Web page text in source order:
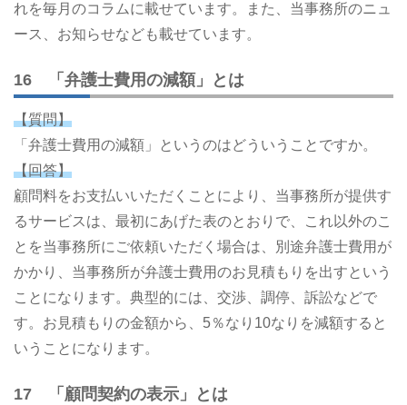
れを毎月のコラムに載せています。また、当事務所のニュ
ース、お知らせなども載せています。
16 「弁護士費用の減額」とは
【質問】
「弁護士費用の減額」というのはどういうことですか。
【回答】
顧問料をお支払いいただくことにより、当事務所が提供す
るサービスは、最初にあげた表のとおりで、これ以外のこ
とを当事務所にご依頼いただく場合は、別途弁護士費用が
かかり、当事務所が弁護士費用のお見積もりを出すという
ことになります。典型的には、交渉、調停、訴訟などで
す。お見積もりの金額から、5％なり10なりを減額すると
いうことになります。
17 「顧問契約の表示」とは